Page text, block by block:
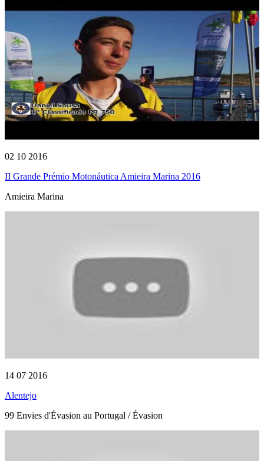
02 10 2016
II Grande Prémio Motonáutica Amieira Marina 2016
Amieira Marina
14 07 2016
Alentejo
99 Envies d'Évasion au Portugal / Évasion